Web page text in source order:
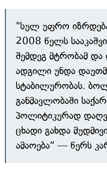
"სულ უფრო იზრდება
2008 წელს
შემდეგ მტრობამ და
ადგილი უნდა
სტაბილურობას.
განმავლობაში
პოლიტიკურად
ცხადი გახდა
ამაოება“ — წერს